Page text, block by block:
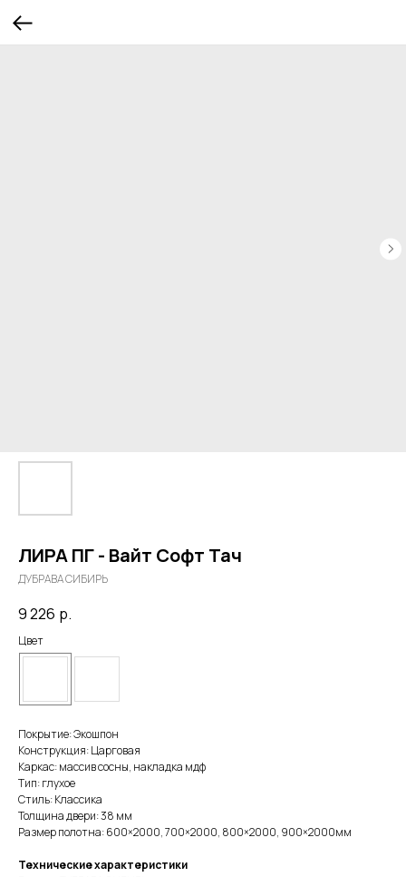
ЛИРА ПГ - Вайт Софт Тач
ДУБРАВА СИБИРЬ
9 226 р.
Цвет
Покрытие: Экошпон
Конструкция: Царговая
Каркас: массив сосны, накладка мдф
Тип: глухое
Стиль: Классика
Толщина двери: 38 мм
Размер полотна: 600×2000, 700×2000, 800×2000, 900×2000мм
Технические характеристики